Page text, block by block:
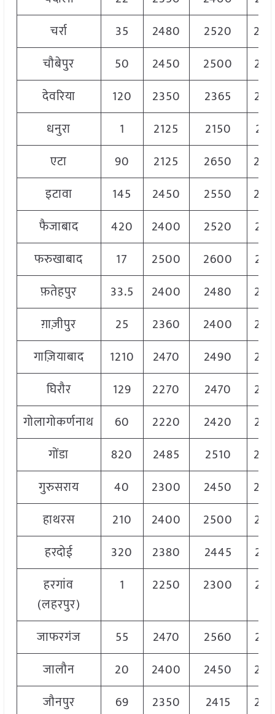
चर्रा
35 2480 2520
चौबेपुर
50 2450 2500
देवरिया
120 2350 2365
धनुरा
1 2125 2150
एटा
90 2125 2650
इटावा
145 2450 2550
फैजाबाद
420 2400 2520
फरुखाबाद
17 2500 2600
फ़तेहपुर
33.5 2400 2480
ग़ाज़ीपुर
25 2360 2400
गाज़ियाबाद
1210 2470 2490
घिरौर
129 2270 2470
गोलागोकर्णनाथ
60 2220 2420
गोंडा
820 2485 2510
गुरुसराय
40 2300 2450
हाथरस
210 2400 2500
हरदोई
320 2380 2445
हरगांव
(लहरपुर)
1 2250 2300
जाफरगंज 55 2470 2560
जालौन
20 2400 2450
जौनपुर
69 2350 2415